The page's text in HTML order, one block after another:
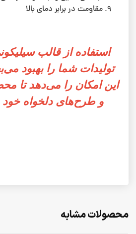
مقاومت در برابر دمای بالا
استفاده از قالب
تولیدات شما را بهبود
این امکان را می‌دهد تا
و طرح‌های دلخواه خود
محصولات مشابه